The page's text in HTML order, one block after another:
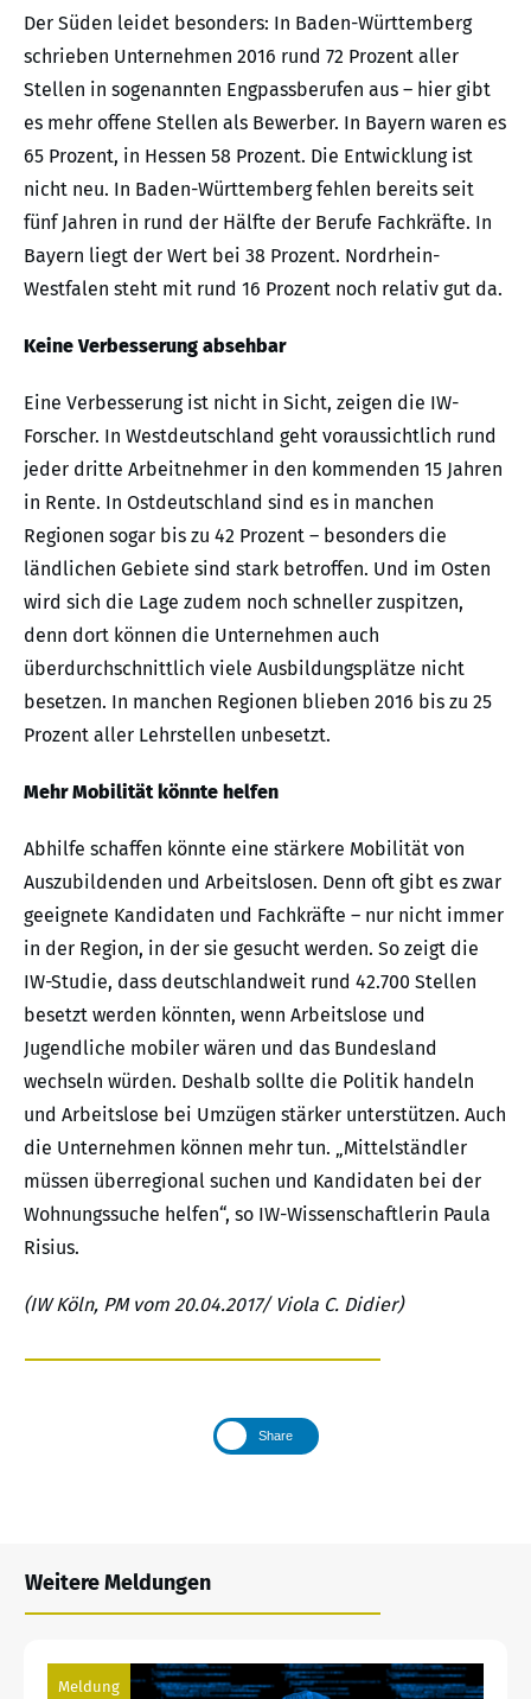
Der Süden leidet besonders: In Baden-Württemberg
schrieben Unternehmen 2016 rund 72 Prozent aller
Stellen in sogenannten Engpassberufen aus – hier gibt
es mehr offene Stellen als Bewerber. In Bayern waren es
65 Prozent, in Hessen 58 Prozent. Die Entwicklung ist
nicht neu. In Baden-Württemberg fehlen bereits seit
fünf Jahren in rund der Hälfte der Berufe Fachkräfte. In
Bayern liegt der Wert bei 38 Prozent. Nordrhein-
Westfalen steht mit rund 16 Prozent noch relativ gut da.
Keine Verbesserung absehbar
Eine Verbesserung ist nicht in Sicht, zeigen die IW-
Forscher. In Westdeutschland geht voraussichtlich rund
jeder dritte Arbeitnehmer in den kommenden 15 Jahren
in Rente. In Ostdeutschland sind es in manchen
Regionen sogar bis zu 42 Prozent – besonders die
ländlichen Gebiete sind stark betroffen. Und im Osten
wird sich die Lage zudem noch schneller zuspitzen,
denn dort können die Unternehmen auch
überdurchschnittlich viele Ausbildungsplätze nicht
besetzen. In manchen Regionen blieben 2016 bis zu 25
Prozent aller Lehrstellen unbesetzt.
Mehr Mobilität könnte helfen
Abhilfe schaffen könnte eine stärkere Mobilität von
Auszubildenden und Arbeitslosen. Denn oft gibt es zwar
geeignete Kandidaten und Fachkräfte – nur nicht immer
in der Region, in der sie gesucht werden. So zeigt die
IW-Studie, dass deutschlandweit rund 42.700 Stellen
besetzt werden könnten, wenn Arbeitslose und
Jugendliche mobiler wären und das Bundesland
wechseln würden. Deshalb sollte die Politik handeln
und Arbeitslose bei Umzügen stärker unterstützen. Auch
die Unternehmen können mehr tun. „Mittelständler
müssen überregional suchen und Kandidaten bei der
Wohnungssuche helfen“, so IW-Wissenschaftlerin Paula
Risius.
(IW Köln, PM vom 20.04.2017/ Viola C. Didier)
Share
Weitere Meldungen
Meldung